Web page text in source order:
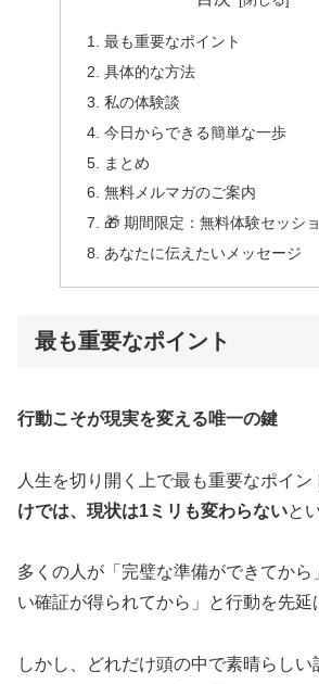
最も重要なポイント
具体的な方法
私の体験談
今日からできる簡単な一歩
まとめ
無料メルマガのご案内
🎁 期間限定：無料体験セッシ
あなたに伝えたいメッセージ
最も重要なポイント
行動こそが現実を変える唯一の鍵
人生を切り開く上で最も重要なポイン
けでは、現状は1ミリも変わらないと
多くの人が「完璧な準備ができてから
い確証が得られてから」と行動を先延
しかし、どれだけ頭の中で素晴らし